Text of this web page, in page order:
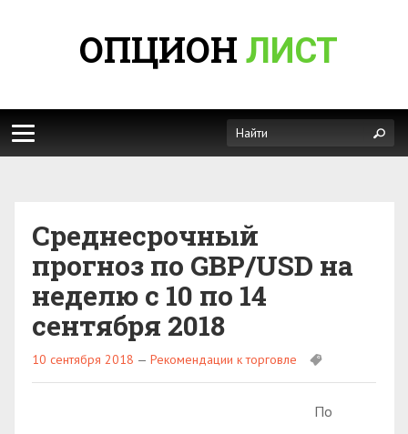
ОПЦИОН ЛИСТ
Среднесрочный
прогноз по GBP/USD на
неделю с 10 по 14
сентября 2018
10 сентября 2018 — Рекомендации к торговле
По